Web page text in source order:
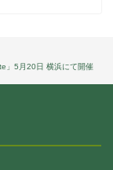
」5月20日 横浜にて開催